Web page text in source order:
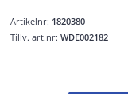
Artikelnr: 1820380
Tillv. art.nr:WDE002182